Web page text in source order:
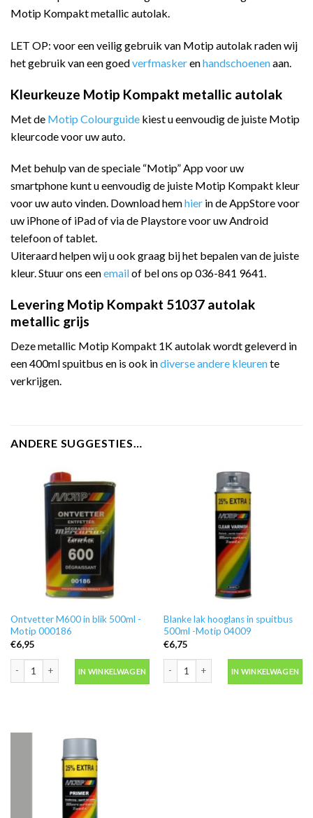
Motip Kompakt metallic autolak.
LET OP: voor een veilig gebruik van Motip autolak raden wij
het gebruik van een goedverfmaskerenhandschoenenaan.
Kleurkeuze Motip Kompakt metallic autolak
Met de Motip Colourguide kiest u eenvoudig de juiste Motip
kleurcode voor uw auto.
Met behulp van de speciale “Motip” App voor uw
smartphone kunt u eenvoudig de juiste Motip Kompakt kleur
voor uw auto vinden. Download hemhier in de AppStore voor
uw iPhone of iPad of via de Playstore voor uw Android
telefoon of tablet.
Uiteraard helpen wij u ook graag bij het bepalen van de juiste
kleur. Stuur ons eenemailof bel ons op 036-841 9641.
Levering Motip Kompakt 51037 autolak
metallic grijs
Deze metallic Motip Kompakt 1K autolak wordt geleverd in
een 400ml spuitbus en is ook indiverse andere kleurente
verkrijgen.
ANDERE SUGGESTIES…
Ontvetter M600 in blik 500ml -
Motip 000186
€6,95
IN WINKELWAGEN
Blanke lak hooglans in spuitbus
500ml -Motip 04009
€6,75
IN WINKELWAGEN